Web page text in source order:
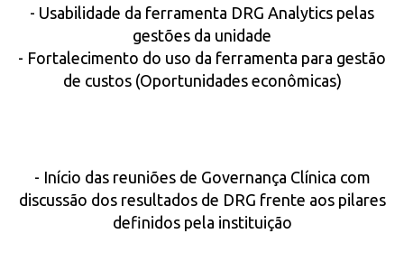
- Usabilidade da ferramenta DRG Analytics pelas
gestões da unidade
- Fortalecimento do uso da ferramenta para gestão
de custos (Oportunidades econômicas)
- Início das reuniões de Governança Clínica com
discussão dos resultados de DRG frente aos pilares
definidos pela instituição